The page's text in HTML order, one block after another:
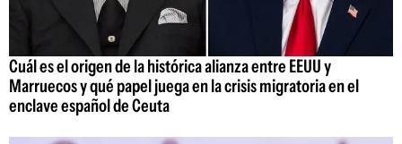
Cuál es el origen de la histórica alianza entre EEUU y
Marruecos y qué papel juega en la crisis migratoria en el
enclave español de Ceuta